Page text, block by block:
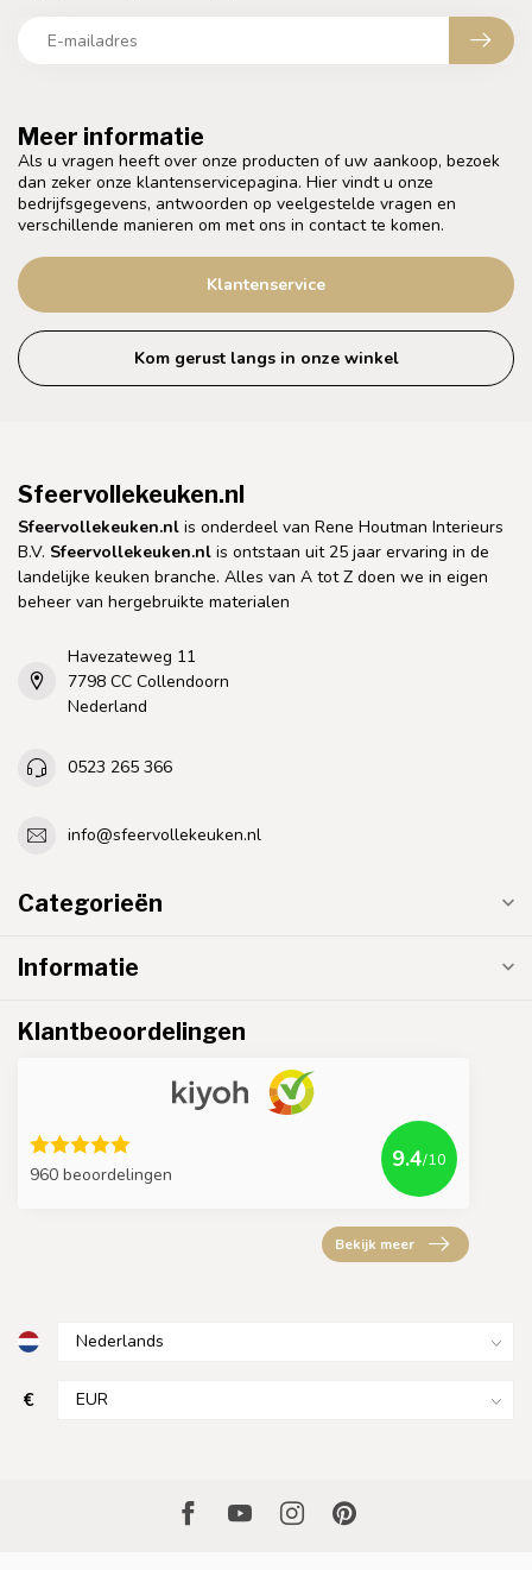
Meer informatie
Als u vragen heeft over onze producten of uw aankoop, bezoek
dan zeker onze klantenservicepagina. Hier vindt u onze
bedrijfsgegevens, antwoorden op veelgestelde vragen en
verschillende manieren om met ons in contact te komen.
Klantenservice
Kom gerust langs in onze winkel
Sfeervollekeuken.nl
Sfeervollekeuken.nl is onderdeel van Rene Houtman Interieurs
B.V. Sfeervollekeuken.nl is ontstaan uit 25 jaar ervaring in de
landelijke keuken branche. Alles van A tot Z doen we in eigen
beheer van hergebruikte materialen
Havezateweg 11
7798 CC Collendoorn
Nederland
0523 265 366
info@sfeervollekeuken.nl
Categorieën
Informatie
Klantbeoordelingen
960 beoordelingen
9.4/10
Bekijk meer
€